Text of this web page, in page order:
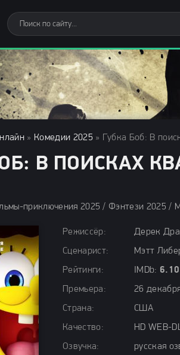
» Комедии 2025 » Губка Боб: В
В ПОИСКАХ
Режиссёр:
Дерек
Сценарист:
Мэтт
Рейтинги:
IMDb: 6.10
Премьера:
26
Страна:
США
Качество:
HD WEB-
Озвучка:
русская